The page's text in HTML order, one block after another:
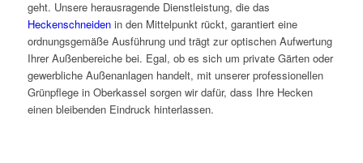
geht. Unsere herausragende Dienstleistung, die das
Heckenschneidenin den Mittelpunkt rückt, garantiert eine
ordnungsgemäße Ausführung und trägt zur optischen Aufwertung
Ihrer Außenbereiche bei. Egal, ob es sich um private Gärten oder
gewerbliche Außenanlagen handelt, mit unserer professionellen
Grünpflege in Oberkassel sorgen wir dafür, dass Ihre Hecken
einen bleibenden Eindruck hinterlassen.